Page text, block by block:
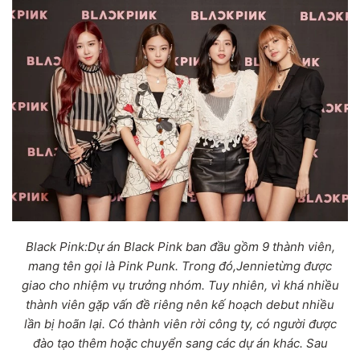
Black Pink:Dự án Black Pink ban đầu gồm 9 thành viên,
mang tên gọi là Pink Punk. Trong đó,Jennietừng được
giao cho nhiệm vụ trưởng nhóm. Tuy nhiên, vì khá nhiều
thành viên gặp vấn đề riêng nên kế hoạch debut nhiều
lần bị hoãn lại. Có thành viên rời công ty, có người được
đào tạo thêm hoặc chuyển sang các dự án khác. Sau